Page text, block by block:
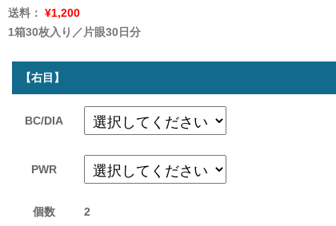
送料： ¥1,200
1箱30枚入り／片眼30日分
【右目】
BC/DIA
PWR
個数 2